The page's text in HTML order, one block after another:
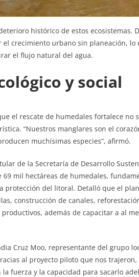
histórico de estos
el crecimiento urbano sin planeación,
el flujo natural del agua.
y social
el rescate de humedales fortalece no
“Nuestros manglares son el
muchísimas especies”, afirmó.
de la Secretaría de Desarrollo
69 mil hectáreas de humedales,
protección del litoral. Detalló que el
construcción de canales,
además de capacitar a al
Cruz Moo, representante del grupo
al proyecto piloto que nos
fuerza y la capacidad para sacarlo